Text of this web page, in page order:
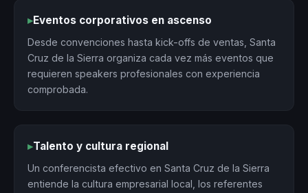
▸Eventos corporativos en ascenso
Desde convenciones hasta kick-offs de ventas, Santa
Cruz de la Sierra organiza cada vez más eventos que
requieren speakers profesionales con experiencia
comprobada.
▸Talento y cultura regional
Un conferencista efectivo en Santa Cruz de la Sierra
entiende la cultura empresarial local, los referentes